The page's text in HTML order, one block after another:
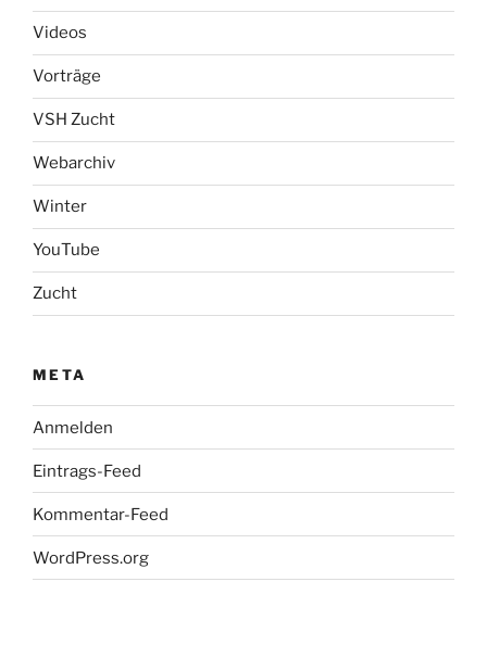
Videos
Vorträge
VSH Zucht
Webarchiv
Winter
YouTube
Zucht
META
Anmelden
Eintrags-Feed
Kommentar-Feed
WordPress.org